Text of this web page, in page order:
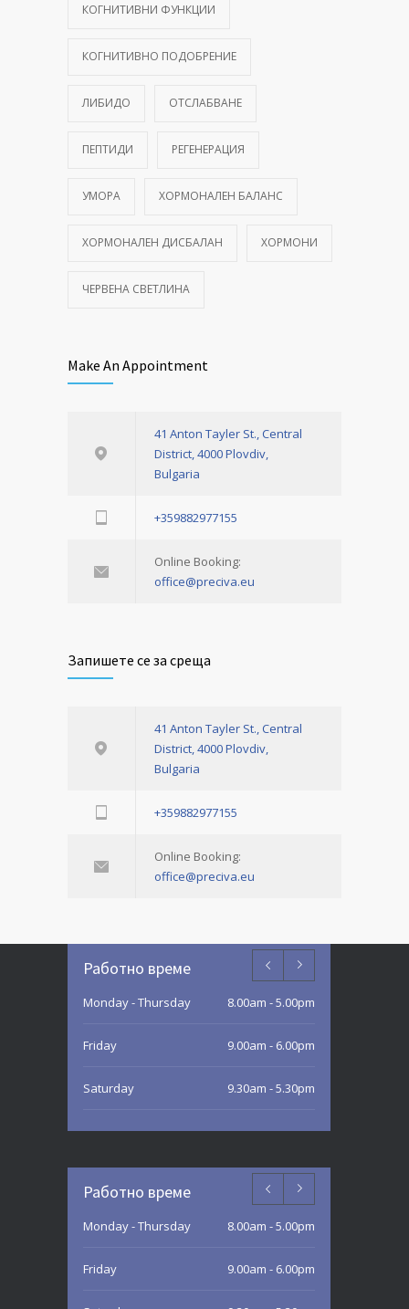
КОГНИТИВНИ ФУНКЦИИ
КОГНИТИВНО ПОДОБРЕНИЕ
ЛИБИДО ОТСЛАБВАНЕ
ПЕПТИДИ РЕГЕНЕРАЦИЯ
УМОРА ХОРМОНАЛЕН БАЛАНС
ХОРМОНАЛЕН ДИСБАЛАН ХОРМОНИ
ЧЕРВЕНА СВЕТЛИНА
Make An Appointment
41 Anton Tayler St., Central
District, 4000 Plovdiv,
Bulgaria
+359882977155
Online Booking:
office@preciva.eu
Запишете се за среща
41 Anton Tayler St., Central
District, 4000 Plovdiv,
Bulgaria
+359882977155
Online Booking:
office@preciva.eu
Работно време
Monday - Thursday 8.00am - 5.00pm
Friday 9.00am - 6.00pm
Saturday 9.30am - 5.30pm
Sunday 9.30am - 3.00pm
Работно време
Monday - Thursday 8.00am - 5.00pm
Friday 9.00am - 6.00pm